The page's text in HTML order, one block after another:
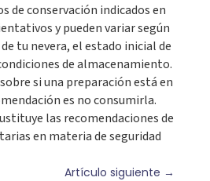
de conservación indicados en
y pueden variar según
tu nevera, el estado inicial de
de almacenamiento.
si una preparación está en
es no consumirla.
las recomendaciones de
en materia de seguridad
Artículo siguiente →